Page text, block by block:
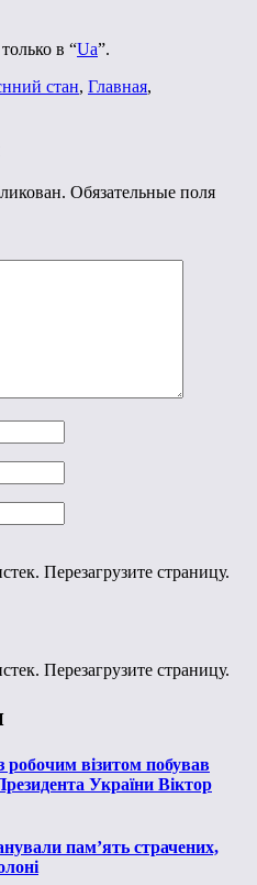
в “Ua”.
стан, Главная,
Обязательные поля
Перезагрузите страницу.
Перезагрузите страницу.
робочим візитом побував
України Віктор
пам’ять страчених,